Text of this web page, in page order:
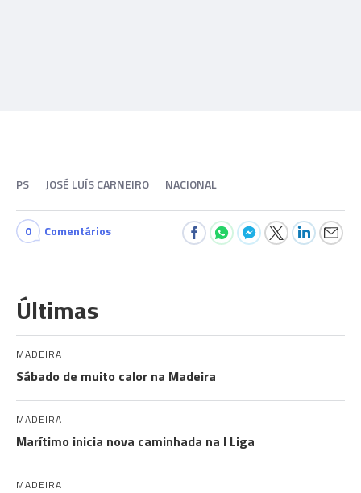
PS JOSÉ LUÍS CARNEIRO NACIONAL
0 Comentários
Últimas
MADEIRA
Sábado de muito calor na Madeira
MADEIRA
Marítimo inicia nova caminhada na I Liga
MADEIRA